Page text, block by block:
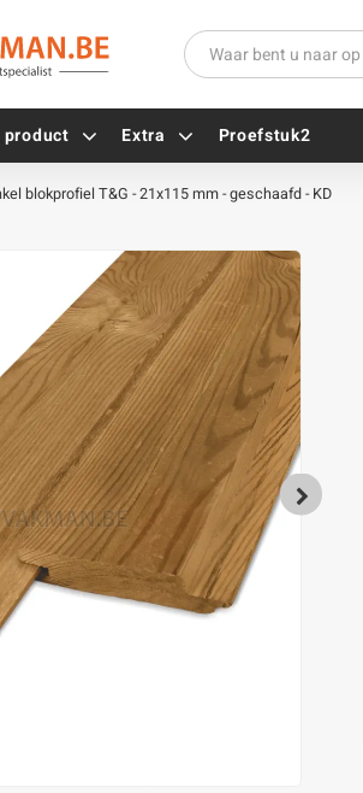
product Extra
Paalhouders
Stelplaten
Hoekankers
Terrasdragers
B-fix
PuraFix
Verbindingsstukken
Houten pennen
Proefstuk2
blokprofiel T&G - 21x115 mm - geschaafd - KD